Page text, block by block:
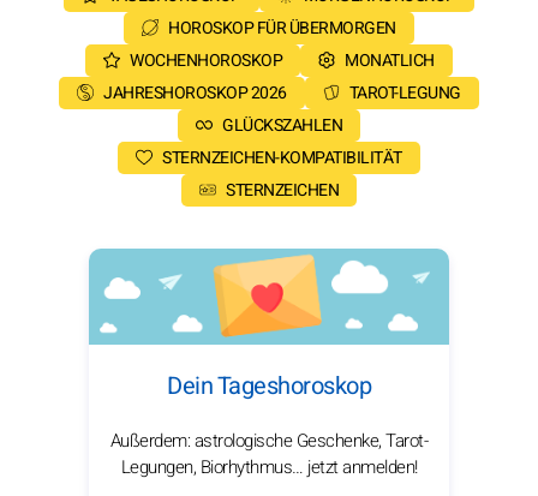
HOROSKOP FÜR ÜBERMORGEN
WOCHENHOROSKOP
MONATLICH
JAHRESHOROSKOP 2026
TAROT-LEGUNG
GLÜCKSZAHLEN
STERNZEICHEN-KOMPATIBILITÄT
STERNZEICHEN
Dein Tageshoroskop
Außerdem: astrologische Geschenke, Tarot-
Legungen, Biorhythmus… jetzt anmelden!